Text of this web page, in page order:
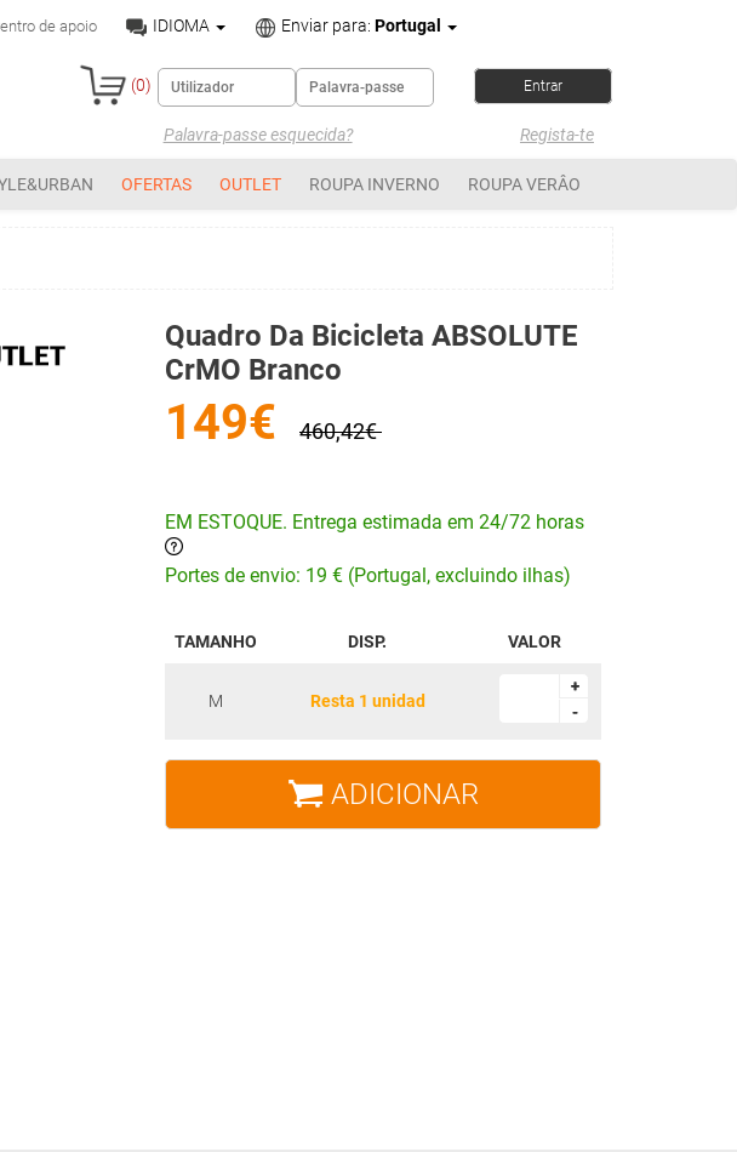
de apoio IDIOMA Enviar para: Portugal
(0)
Palavra-passe esquecida? Regista-te
OFERTAS OUTLET ROUPA INVERNO ROUPA VERÂO
Quadro Da Bicicleta ABSOLUTE
CrMO Branco
149€ 460,42€
EM ESTOQUE. Entrega estimada em 24/72 horas
Portes de envio: 19 € (Portugal, excluindo ilhas)
TAMANHO DISP. VALOR
M Resta 1 unidad
+
-
+
-
ADICIONAR